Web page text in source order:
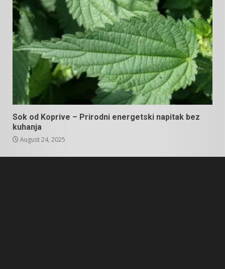
Sok od Koprive – Prirodni energetski napitak bez
kuhanja
August 24, 2025